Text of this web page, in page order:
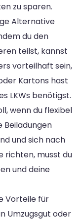
zu sparen.
Alternative
du den
teilst, kannst
vorteilhaft sein,
Kartons hast
LKWs benötigst.
wenn du flexibel
Beiladungen
und sich nach
richten, musst du
und deine
Vorteile für
Umzugsgut oder